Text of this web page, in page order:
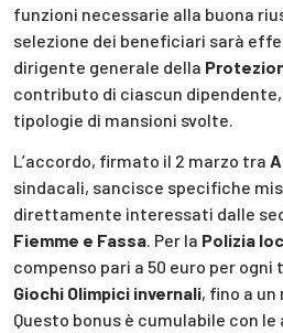
funzioni necessarie alla buona
selezione dei beneficiari sarà
dirigente generale della
contributo di ciascun dipendente,
tipologie di mansioni svolte.
L’accordo, firmato il 2 marzo tra
sindacali, sancisce specifiche
direttamente interessati dalle
Fiemme e Fassa. Per la Polizia
compenso pari a 50 euro per
Giochi Olimpici invernali, fino a un
Questo bonus è cumulabile con